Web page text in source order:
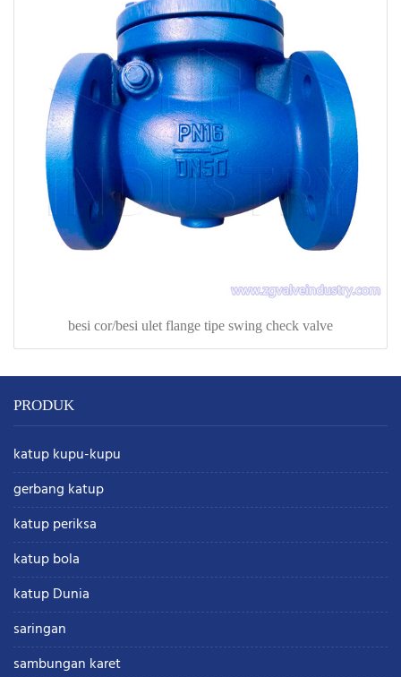
besi cor/besi ulet flange tipe swing check valve
PRODUK
katup kupu-kupu
gerbang katup
katup periksa
katup bola
katup Dunia
saringan
sambungan karet